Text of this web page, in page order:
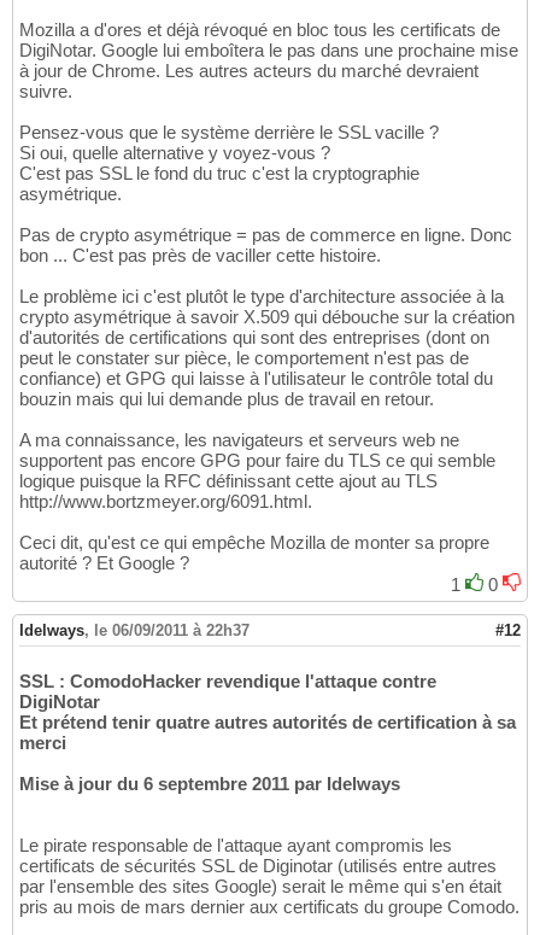
Mozilla a d'ores et déjà révoqué en bloc tous les certificats de
DigiNotar. Google lui emboîtera le pas dans une prochaine mise
à jour de Chrome. Les autres acteurs du marché devraient
suivre.
Pensez-vous que le système derrière le SSL vacille ?
Si oui, quelle alternative y voyez-vous ?
C'est pas SSL le fond du truc c'est la cryptographie
asymétrique.
Pas de crypto asymétrique = pas de commerce en ligne. Donc
bon ... C'est pas près de vaciller cette histoire.
Le problème ici c'est plutôt le type d'architecture associée à la
crypto asymétrique à savoir X.509 qui débouche sur la création
d'autorités de certifications qui sont des entreprises (dont on
peut le constater sur pièce, le comportement n'est pas de
confiance) et GPG qui laisse à l'utilisateur le contrôle total du
bouzin mais qui lui demande plus de travail en retour.
A ma connaissance, les navigateurs et serveurs web ne
supportent pas encore GPG pour faire du TLS ce qui semble
logique puisque la RFC définissant cette ajout au TLS
http://www.bortzmeyer.org/6091.html.
Ceci dit, qu'est ce qui empêche Mozilla de monter sa propre
autorité ? Et Google ?
1
0
Idelways, le 06/09/2011 à 22h37 #12
SSL : ComodoHacker revendique l'attaque contre
DigiNotar
Et prétend tenir quatre autres autorités de certification à sa
merci
Mise à jour du 6 septembre 2011 par Idelways
Le pirate responsable de l'attaque ayant compromis les
certificats de sécurités SSL de Diginotar (utilisés entre autres
par l'ensemble des sites Google) serait le même qui s'en était
pris au mois de mars dernier aux certificats du groupe Comodo.